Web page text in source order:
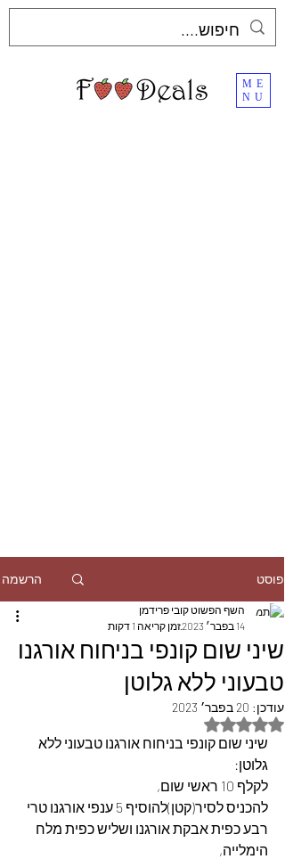
ME
NU
פוסט הרשמה
שיני שום קונפי בניחוח אורגנו
טבעוני ללא גלוטן
השף הפשוט קובי פרידמן
14 בפבר׳ 2023
זמן קריאה 1 דקות
עודכן: 20 בפבר׳ 2023
דירוג של NaN מתוך 5 כוכבים
שיני שום קונפי בניחוח אורגנו טבעוני ללא
גלוטן:
לקלף 10 ראשי שום,
להכניס לסיר(קטן)להוסיף 5 ענפי אורגנו טרי
רבע כפית אבקת אורגנו ושליש כפית מלח
הימלייה,